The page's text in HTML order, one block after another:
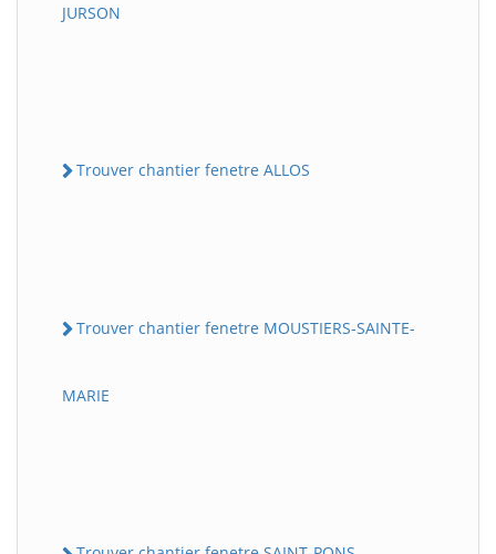
JURSON
Trouver chantier fenetre ALLOS
Trouver chantier fenetre MOUSTIERS-SAINTE-
MARIE